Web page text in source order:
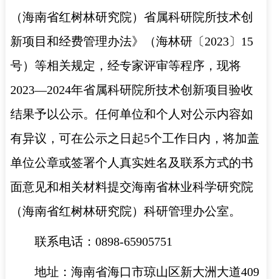
（海南省红树林研究院）省属科研院所技术创
新项目和经费管理办法》（海林研〔2023〕15
号）等相关规定，经专家评审等程序，现将
2023—2024年省属科研院所技术创新项目验收
结果予以公示。任何单位和个人对公示内容如
有异议，可在公示之日起5个工作日内，将加盖
单位公章或签署个人真实姓名及联系方式的书
面意见和相关材料提交海南省林业科学研究院
（海南省红树林研究院）科研管理办公室。
联系电话：0898-65905751
地址：海南省海口市琼山区新大洲大道409